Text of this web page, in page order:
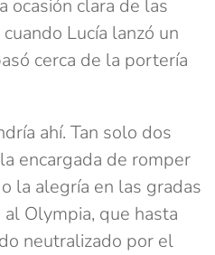
ocasión clara de las
Lucía lanzó un
cerca de la portería
ahí. Tan solo dos
encargada de romper
la alegría en las gradas
Olympia, que hasta
neutralizado por el